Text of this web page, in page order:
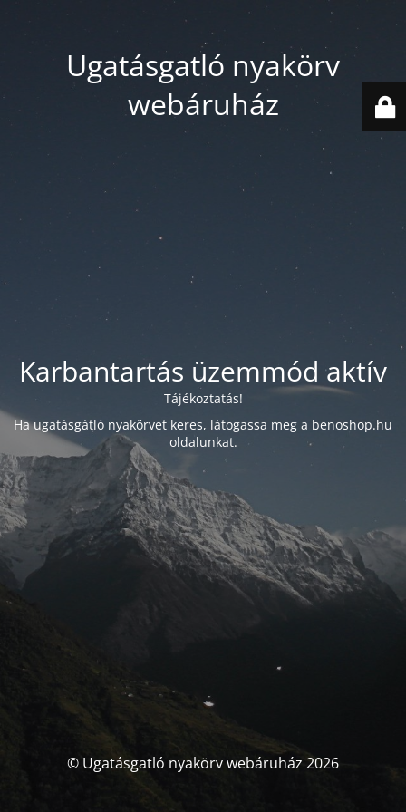
Ugatásgatló nyakörv
webáruház
Karbantartás üzemmód aktív
Tájékoztatás!
Ha ugatásgátló nyakörvet keres, látogassa meg a benoshop.hu
oldalunkat.
© Ugatásgatló nyakörv webáruház 2026